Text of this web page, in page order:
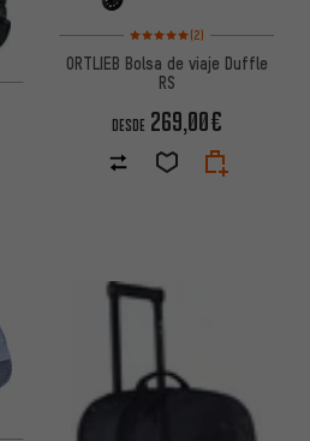
Valoración media: 5 de 5
(2)
ORTLIEB Bolsa de viaje Duffle
RS
DESDE 269,00€